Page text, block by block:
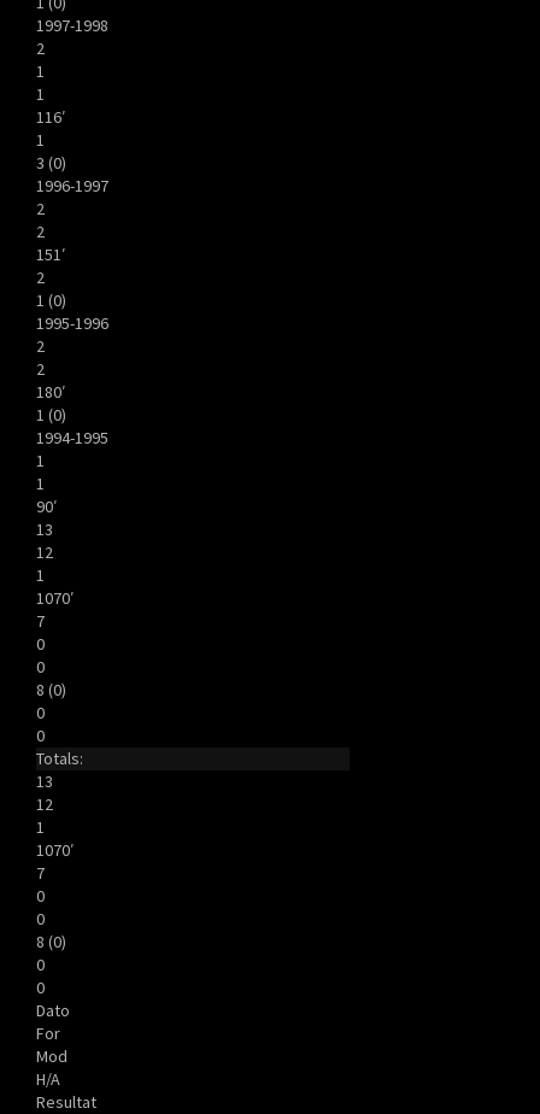
1997-1998
2
1
1
116′
1
3 (0)
1996-1997
2
2
151′
2
1 (0)
1995-1996
2
2
180′
1 (0)
1994-1995
1
1
90′
13
12
1
1070′
7
0
0
8 (0)
0
0
Totals:
13
12
1
1070′
7
0
0
8 (0)
0
0
Dato
For
Mod
H/A
Resultat